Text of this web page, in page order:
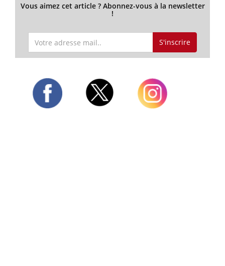
Vous aimez cet article ? Abonnez-vous à la newsletter
!
S'inscrire